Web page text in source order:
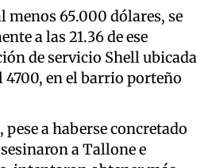
menos 65.000 dólares, se
a las 21.36 de ese
de servicio Shell ubicada
4700, en el barrio porteño
a haberse concretado
a Tallone e